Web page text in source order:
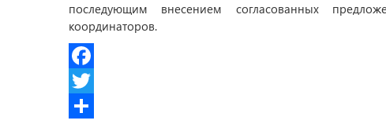
последующим внесением согласованных
координаторов.
Facebook
Twitter